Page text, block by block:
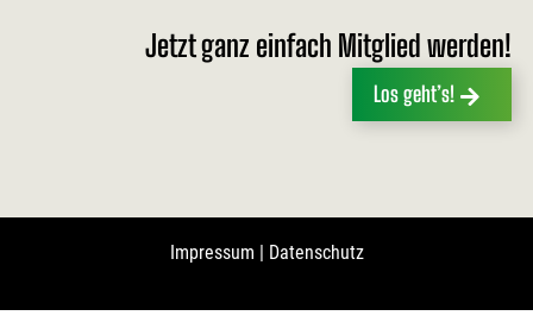
Jetzt ganz einfach Mitglied werden!
Los geht’s!
Impressum Datenschutz